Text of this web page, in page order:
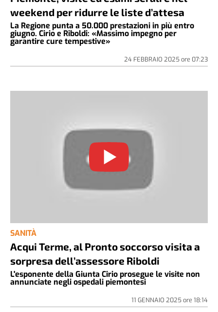
weekend per ridurre le liste d’attesa
La Regione punta a 50.000 prestazioni in più entro
giugno. Cirio e Riboldi: «Massimo impegno per
garantire cure tempestive»
24 FEBBRAIO 2025ore 07:23
SANITÀ
Acqui Terme, al Pronto soccorso visita a
sorpresa dell’assessore Riboldi
L'esponente della Giunta Cirio prosegue le visite non
annunciate negli ospedali piemontesi
11 GENNAIO 2025ore 18:14